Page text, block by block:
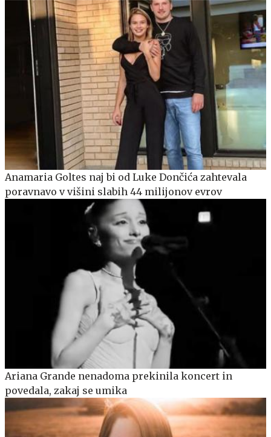
Anamaria Goltes naj bi od Luke Dončića zahtevala
poravnavo v višini slabih 44 milijonov evrov
Ariana Grande nenadoma prekinila koncert in
povedala, zakaj se umika